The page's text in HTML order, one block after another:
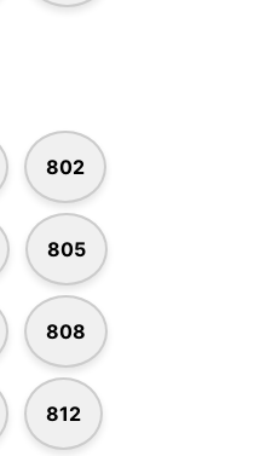
802
805
808
812